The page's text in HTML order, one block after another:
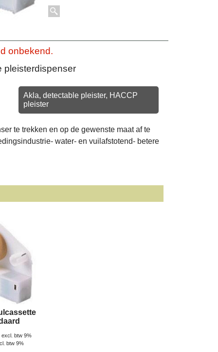
onbekend.
pleisterdispenser
Akla, detectable pleister, HACCP
pleister
te trekken en op de gewenste maat af te
water- en vuilafstotend- betere
excl. btw 9%
btw 9%